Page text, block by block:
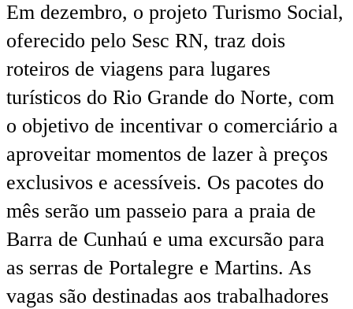
Em dezembro, o projeto Turismo Social,
oferecido pelo Sesc RN, traz dois
roteiros de viagens para lugares
turísticos do Rio Grande do Norte, com
o objetivo de incentivar o comerciário a
aproveitar momentos de lazer à preços
exclusivos e acessíveis. Os pacotes do
mês serão um passeio para a praia de
Barra de Cunhaú e uma excursão para
as serras de Portalegre e Martins. As
vagas são destinadas aos trabalhadores